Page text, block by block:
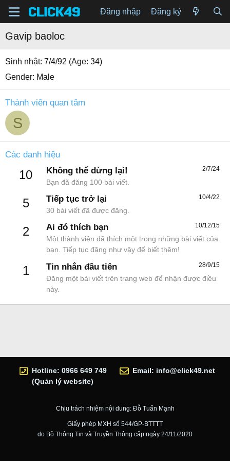
Đăng nhập Đăng ký
Gavip baoloc
Sinh nhật 7/4/92 (Age: 34)
Gender Male
Thành viên quan tâm
S
Các danh hiệu
10 2/7/24
Không thể dừng lại!
Bạn đã đăng 100 bài viết.
5 10/4/22
Tiếp tục trở lại
30 bài viết đã được đăng.
2 10/12/15
Ai đó thích bạn
Một thành viên đã thích một trong những bài viết của
bạn. Tiếp tục đăng như vậy để biết thêm!
1 28/9/15
Tin nhắn đầu tiên
Đăng một bài viết trên trang web để nhận được điều
này.
Hotline: 0966 649 749
(Quản lý website)
Email: info@click49.net
Chịu trách nhiệm nội dung: Đỗ Tuấn Mạnh
Giấy phép MXH số 544/GP-BTTTT
do Bộ Thông Tin và Truyền Thông cấp ngày 24/11/2020